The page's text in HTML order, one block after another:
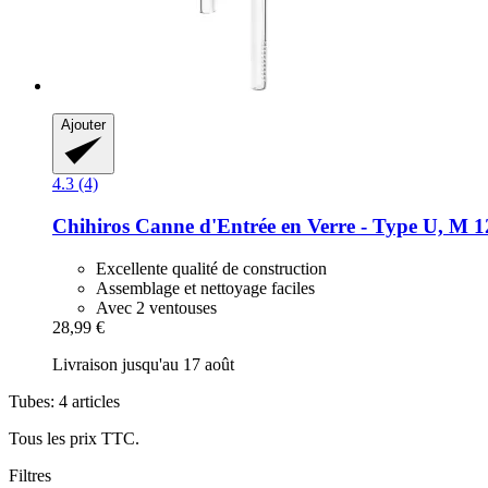
Ajouter
4.3 (4)
Chihiros Canne d'Entrée en Verre -​ Type U, M
Excellente qualité de construction
Assemblage et nettoyage faciles
Avec 2 ventouses
28,99 €
Livraison jusqu'au 17 août
Tubes: 4 articles
Tous les prix TTC.
Filtres